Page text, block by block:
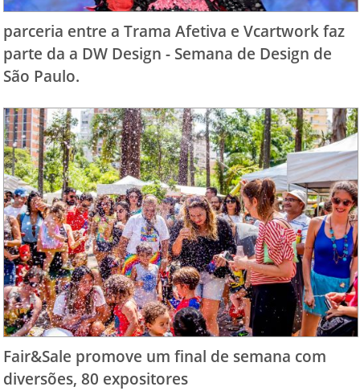
parceria entre a Trama Afetiva e Vcartwork faz
parte da a DW Design - Semana de Design de
São Paulo.
Fair&Sale promove um final de semana com
diversões, 80 expositores